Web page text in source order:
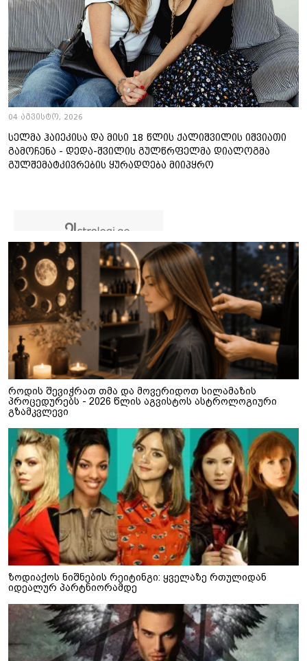
04 აგვისტო, 2026
სელმა ჰაიეკისა და მისი 18 წლის ქალიშვილის იშვიათი
გამოჩენა - დედა-შვილის გულწრფელმა დიალოგმა
გულშემატკივრების ყურადღება მიიპყრო
როდის შევიჭრათ თმა და მოვერიდოთ სილამაზის
პროცედურებს - 2026 წლის აგვისტოს ასტროლოგიური
გზამკვლევი
ზოდიაქოს ნიშნების რეიტინგი: ყველაზე რთულიდან
იდეალურ პარტნიორამდე